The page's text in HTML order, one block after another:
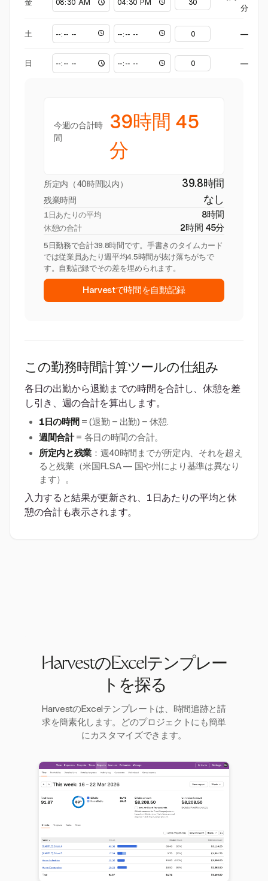
金
分
土 —
日 —
今週の合計時
間
39時間 45
分
所定内（40時間以内） 39.8時間
残業時間 なし
1日あたりの平均 8時間
休憩の合計 2時間 45分
5日勤務で合計39.8時間です。手書きのタイムカード
では従業員あたり週平均4.5時間が抜け落ちがちで
す。自動記録でその差を埋められます。
Harvestで時間を自動記録
この勤務時間計算ツールの仕組み
各日の出勤から退勤までの時間を合計し、休憩を差
し引き、週の合計を算出します。
1日の時間 = (退勤 − 出勤) − 休憩.
週間合計= 各日の時間の合計。
所定内と残業 ：週40時間までが所定内、それを超え
ると残業（米国FLSA — 国や州により基準は異なり
ます）。
入力すると結果が更新され、1日あたりの平均と休
憩の合計も表示されます。
HarvestのExcelテンプレー
トを探る
HarvestのExcelテンプレートは、時間追跡と請
求を簡素化します。どのプロジェクトにも簡単
にカスタマイズできます。